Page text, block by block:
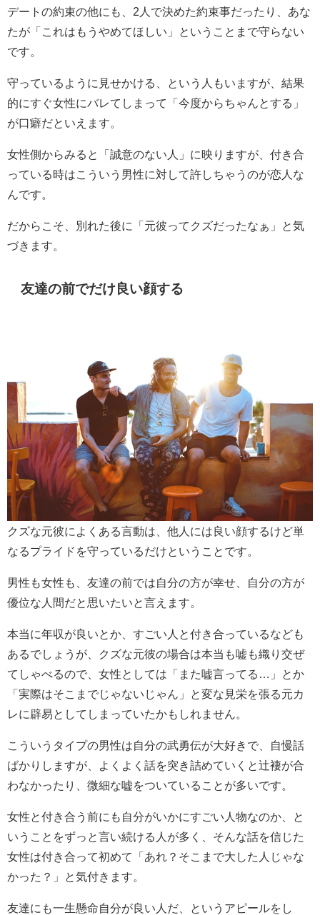
デートの約束の他にも、2人で決めた約束事だったり、あな
たが「これはもうやめてほしい」ということまで守らない
です。
守っているように見せかける、という人もいますが、結果
的にすぐ女性にバレてしまって「今度からちゃんとする」
が口癖だといえます。
女性側からみると「誠意のない人」に映りますが、付き合
っている時はこういう男性に対して許しちゃうのが恋人な
んです。
だからこそ、別れた後に「元彼ってクズだったなぁ」と気
づきます。
友達の前でだけ良い顔する
クズな元彼によくある言動は、他人には良い顔するけど単
なるプライドを守っているだけということです。
男性も女性も、友達の前では自分の方が幸せ、自分の方が
優位な人間だと思いたいと言えます。
本当に年収が良いとか、すごい人と付き合っているなども
あるでしょうが、クズな元彼の場合は本当も嘘も織り交ぜ
てしゃべるので、女性としては「また嘘言ってる…」とか
「実際はそこまでじゃないじゃん」と変な見栄を張る元カ
レに辟易としてしまっていたかもしれません。
こういうタイプの男性は自分の武勇伝が大好きで、自慢話
ばかりしますが、よくよく話を突き詰めていくと辻褄が合
わなかったり、微細な嘘をついていることが多いです。
女性と付き合う前にも自分がいかにすごい人物なのか、と
いうことをずっと言い続ける人が多く、そんな話を信じた
女性は付き合って初めて「あれ？そこまで大した人じゃな
かった？」と気付きます。
友達にも一生懸命自分が良い人だ、というアピールをし